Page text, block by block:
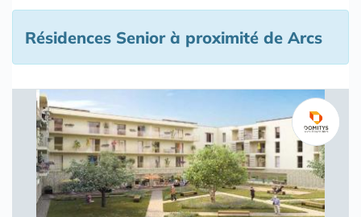
Résidences Senior à proximité de Arcs